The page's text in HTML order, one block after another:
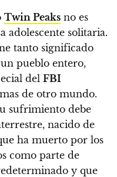
Twin Peaks no es
adolescente solitaria.
tanto significado
pueblo entero,
del FBI
de otro mundo.
sufrimiento debe
nacido de
ha muerto por los
como parte de
y que